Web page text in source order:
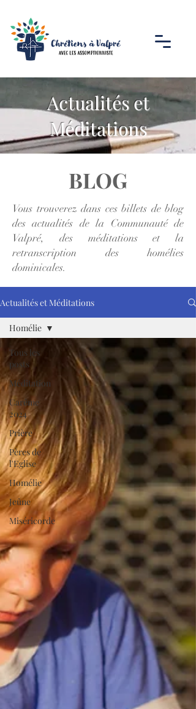
Actualités et
Méditations
BLOG
Vous trouverez dans ces billets de blog
des actualités de la Communauté de
Valpré, des méditations et la
retranscription des homélies
dominicales.
Actualités et Méditations
Tous les
posts
Méditation
Carême
2024
Prière
Pères de
l'Eglise
Homélie
Jeûne
Miséricorde
Homélie